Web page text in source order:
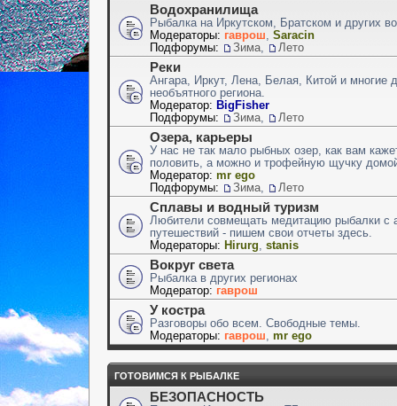
Водохранилища
Рыбалка на Иркутском, Братском и других
Модераторы: гаврош
Saracin
Подфорумы:
Зима Лето
Реки
Ангара, Иркут, Лена, Белая, Китой и многие
необъятного региона.
Модератор: BigFisher
Подфорумы:
Зима Лето
Озера, карьеры
У нас не так мало рыбных озер, как вам
половить, а можно и трофейную щучку
Модератор: mr ego
Подфорумы:
Зима Лето
Сплавы и водный туризм
Любители совмещать медитацию рыбалки с
путешествий - пишем свои отчеты здесь.
Модераторы: Hirurg stanis
Вокруг света
Рыбалка в других регионах
Модератор: гаврош
У костра
Разговоры обо всем. Свободные темы.
Модераторы: гаврош mr ego
ГОТОВИМСЯ К РЫБАЛКЕ
БЕЗОПАСНОСТЬ